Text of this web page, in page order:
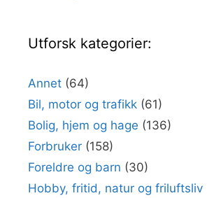
Utforsk kategorier:
Annet (64)
Bil, motor og trafikk (61)
Bolig, hjem og hage (136)
Forbruker (158)
Foreldre og barn (30)
Hobby, fritid, natur og friluftsliv